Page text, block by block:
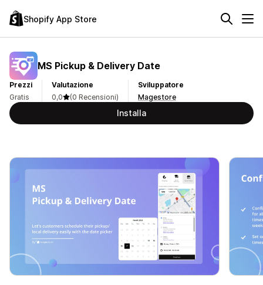
Shopify App Store
MS Pickup & Delivery Date
Prezzi
Gratis
Valutazione
0,0
(0 Recensioni)
Sviluppatore
Magestore
Installa